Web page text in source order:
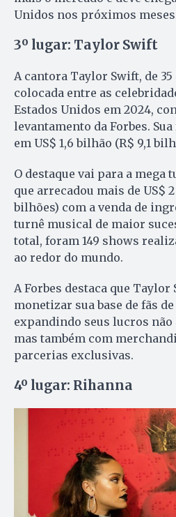
Unidos nos próximos
3º lugar: Taylor Swift
A cantora Taylor Swift, de
colocada entre as
Estados Unidos em 2024,
levantamento da Forbes.
em US$ 1,6 bilhão (R$ 9,1
O destaque vai para a mega
que arrecadou mais de US$
bilhões) com a venda de
turnê musical de maior
total, foram 149 shows
ao redor do mundo.
A Forbes destaca que Taylor
monetizar sua base de fãs
expandindo seus lucros não
mas também com
parcerias exclusivas.
4º lugar: Rihanna